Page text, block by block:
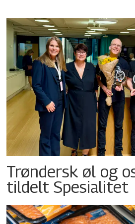
Trøndersk øl og
tildelt Spesialitet